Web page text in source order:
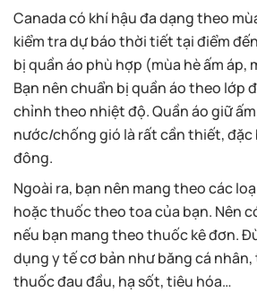
Canada có khí hậu đa dạng theo
kiểm tra dự báo thời tiết tại điểm
bị quần áo phù hợp (mùa hè ấm áp,
Bạn nên chuẩn bị quần áo theo lớp
chỉnh theo nhiệt độ. Quần áo giữ
nước/chống gió là rất cần thiết, đặc
đông.
Ngoài ra, bạn nên mang theo các
hoặc thuốc theo toa của bạn. Nên
nếu bạn mang theo thuốc kê đơn.
dụng y tế cơ bản như băng cá
thuốc đau đầu, hạ sốt, tiêu hóa…